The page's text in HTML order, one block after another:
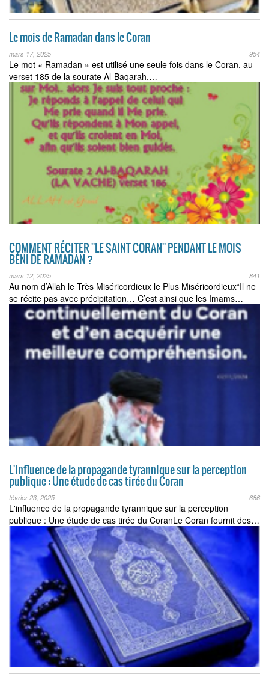
Le mois de Ramadan dans le Coran
mars 17, 2025 954
Le mot « Ramadan » est utilisé une seule fois dans le Coran, au
verset 185 de la sourate Al-Baqarah,…
COMMENT RÉCITER ''LE SAINT CORAN'' PENDANT LE MOIS
BÉNI DE RAMADAN ?
mars 12, 2025 841
Au nom d’Allah le Très Miséricordieux le Plus Miséricordieux*Il ne
se récite pas avec précipitation… C’est ainsi que les Imams…
L'influence de la propagande tyrannique sur la perception
publique : Une étude de cas tirée du Coran
février 23, 2025 686
L'influence de la propagande tyrannique sur la perception
publique : Une étude de cas tirée du CoranLe Coran fournit des…